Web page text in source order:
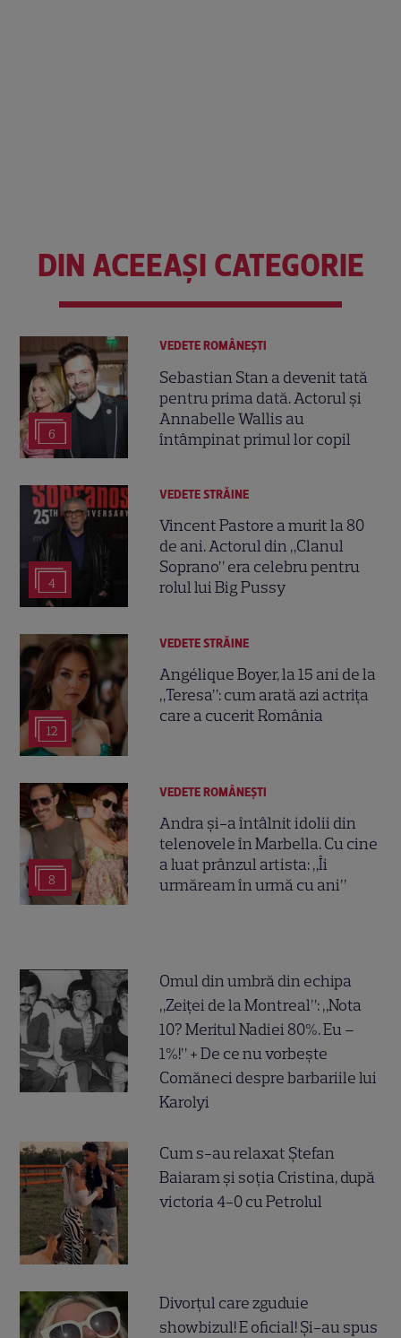
DIN ACEEAȘI CATEGORIE
6
VEDETE ROMÂNEŞTI
Sebastian Stan a devenit tată
pentru prima dată. Actorul și
Annabelle Wallis au
întâmpinat primul lor copil
4
VEDETE STRĂINE
Vincent Pastore a murit la 80
de ani. Actorul din „Clanul
Soprano” era celebru pentru
rolul lui Big Pussy
12
VEDETE STRĂINE
Angélique Boyer, la 15 ani de la
„Teresa”: cum arată azi actrița
care a cucerit România
8
VEDETE ROMÂNEŞTI
Andra și-a întâlnit idolii din
telenovele în Marbella. Cu cine
a luat prânzul artista: „Îi
urmăream în urmă cu ani”
Omul din umbră din echipa
„Zeiței de la Montreal”: „Nota
10? Meritul Nadiei 80%. Eu –
1%!” + De ce nu vorbește
Comăneci despre barbariile lui
Karolyi
Cum s-au relaxat Ștefan
Baiaram și soția Cristina, după
victoria 4-0 cu Petrolul
Divorțul care zguduie
showbizul! E oficial! Și-au spus